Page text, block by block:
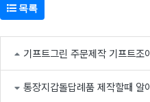
목록
기프트그린 주문제작 기프트조
통장지갑돌답례품 제작할때 알